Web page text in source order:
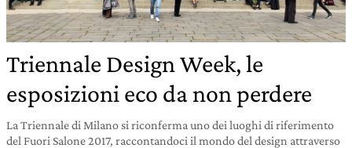
Triennale Design Week, le
esposizioni eco da non perdere
La Triennale di Milano si riconferma uno dei luoghi di riferimento
del Fuori Salone 2017, raccontandoci il mondo del design attraverso